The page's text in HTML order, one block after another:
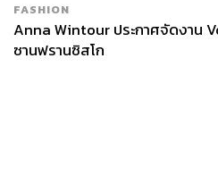
FASHION
Anna Wintour ประกาศจัดงาน
ซานฟรานซิสโก